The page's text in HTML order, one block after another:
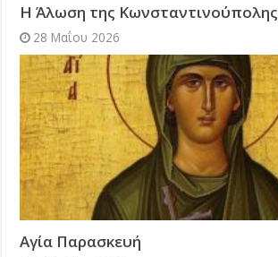
Η Άλωση της Κωνσταντινούπολης
28 Μαΐου 2026
Αγία Παρασκευή